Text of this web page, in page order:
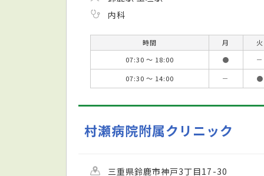
内科
時間 月 火
07:30 ～ 18:00
● －
07:30 ～ 14:00
－ ●
村瀬病院附属クリニック
三重県鈴鹿市神戸3丁目17-30